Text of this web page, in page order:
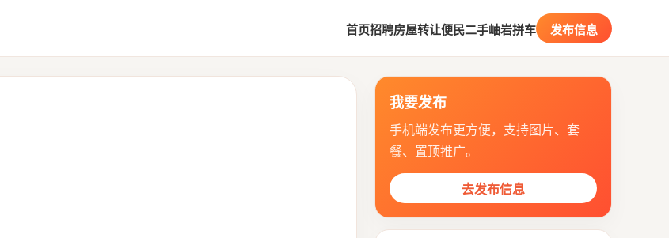
首页招聘房屋转让便民二手岫岩拼车 发布信息
我要发布
手机端发布更方便，支持图片、套
餐、置顶推广。
去发布信息